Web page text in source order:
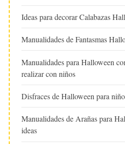
Ideas para decorar Calabazas
Manualidades de Fantasmas
Manualidades para Halloween
realizar con niños
Disfraces de Halloween para
Manualidades de Arañas para
ideas